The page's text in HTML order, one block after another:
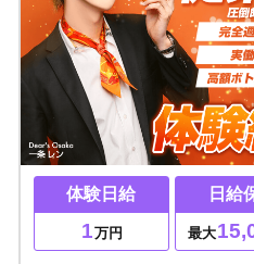
体験日給
1万円
日給
最大